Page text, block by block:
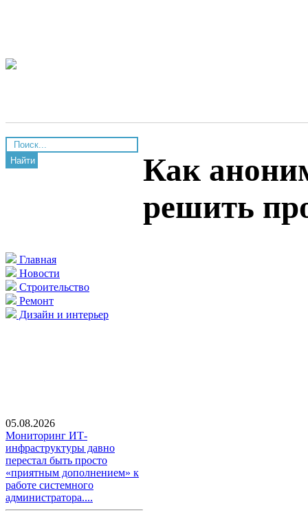
Найти
Главная
Новости
Строительство
Ремонт
Дизайн и интерьер
05.08.2026
Мониторинг ИТ-
инфраструктуры давно
перестал быть просто
«приятным дополнением» к
работе системного
администратора....
Как
решить